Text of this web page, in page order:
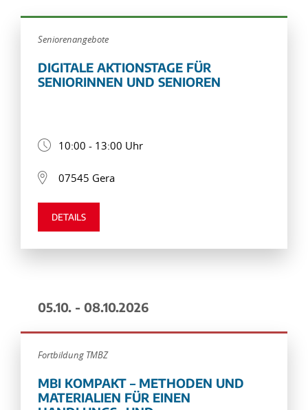
Seniorenangebote
DIGITALE AKTIONSTAGE FÜR
SENIORINNEN UND SENIOREN
10:00 - 13:00 Uhr
07545 Gera
DETAILS
05.10. - 08.10.2026
Fortbildung TMBZ
MBI KOMPAKT – METHODEN UND
MATERIALIEN FÜR EINEN